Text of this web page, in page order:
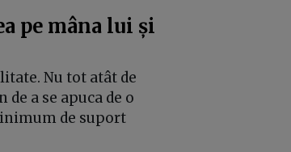
pe mâna lui și
Nu tot atât de
a se apuca de o
de suport